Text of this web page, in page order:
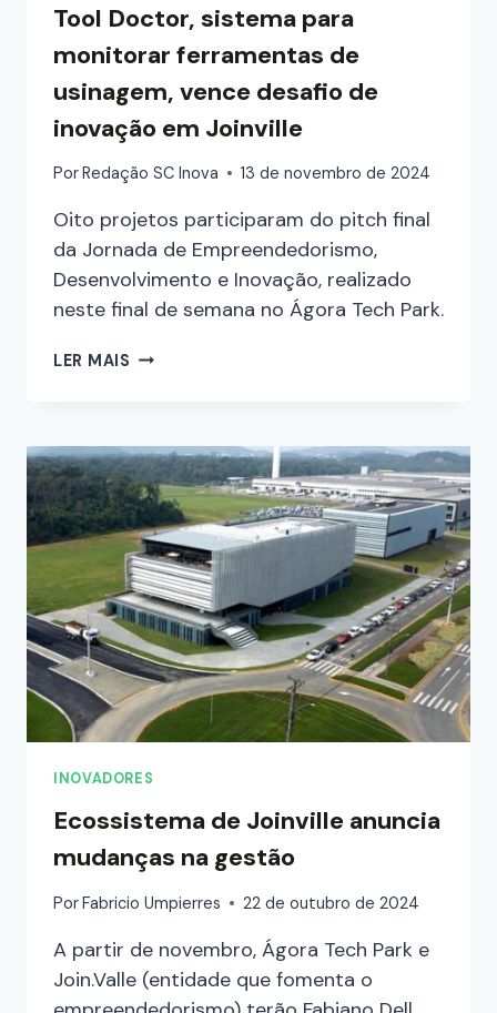
Tool Doctor, sistema para
monitorar ferramentas de
usinagem, vence desafio de
inovação em Joinville
PorRedação SC Inova 13 de novembro de 2024
Oito projetos participaram do pitch final
da Jornada de Empreendedorismo,
Desenvolvimento e Inovação, realizado
neste final de semana no Ágora Tech Park.
LER MAIS
INOVADORES
Ecossistema de Joinville anuncia
mudanças na gestão
PorFabricio Umpierres 22 de outubro de 2024
A partir de novembro, Ágora Tech Park e
Join.Valle (entidade que fomenta o